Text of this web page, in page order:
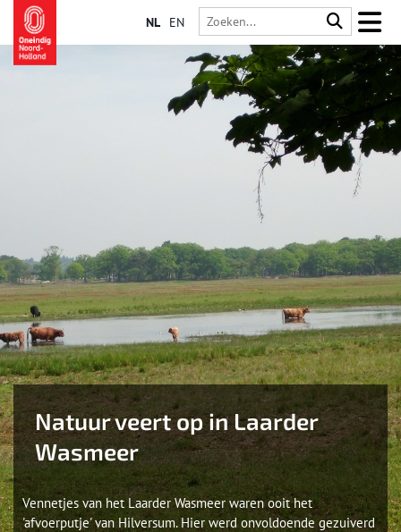
NL EN
Natuur veert op in Laarder
Wasmeer
Vennetjes van het Laarder Wasmeer waren ooit het
'afvoerputje' van Hilversum. Hier werd onvoldoende gezuiverd